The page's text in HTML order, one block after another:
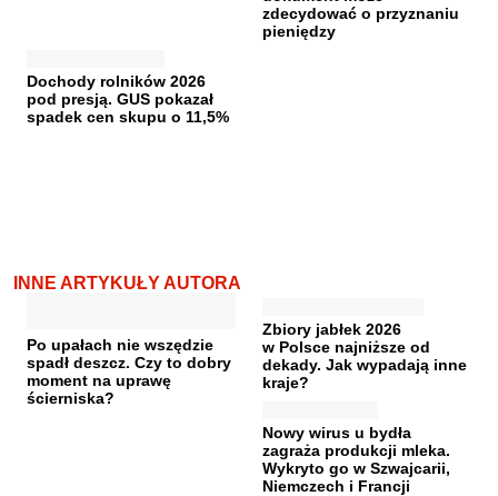
zdecydować o przyznaniu
pieniędzy
Dochody rolników 2026
pod presją. GUS pokazał
spadek cen skupu o 11,5%
INNE ARTYKUŁY AUTORA
Po upałach nie wszędzie
spadł deszcz. Czy to dobry
moment na uprawę
ścierniska?
Zbiory jabłek 2026
w Polsce najniższe od
dekady. Jak wypadają inne
kraje?
Nowy wirus u bydła
zagraża produkcji mleka.
Wykryto go w Szwajcarii,
Niemczech i Francji